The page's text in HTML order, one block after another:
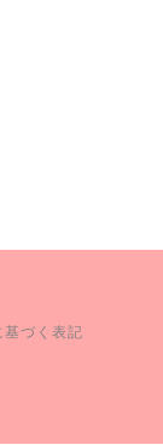
基づく表記